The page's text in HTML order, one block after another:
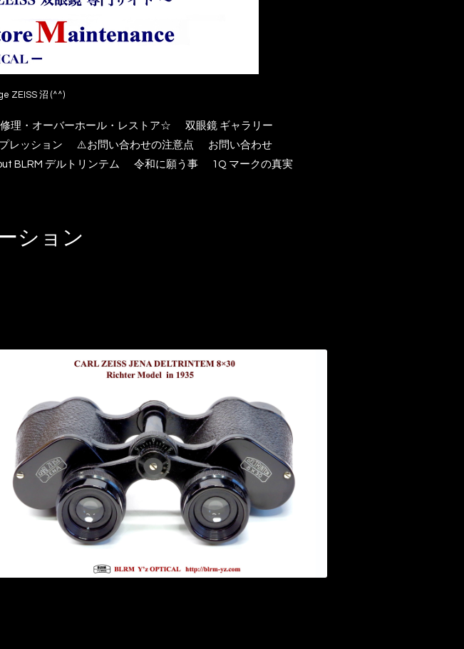
ZEISS 沼 (^^)
理・オーバーホール・レストア☆
双眼鏡 ギャラリー
レッション ⚠️お問い合わせの注意点
お問い合わせ
BLRM デルトリンテム 令和に願う事 1Q マークの真実
ション